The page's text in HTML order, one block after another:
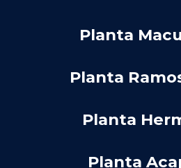
Planta
Planta
Planta
Planta